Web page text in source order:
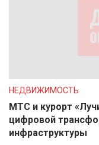
НЕДВИЖИМОСТЬ
МТС и курорт
цифровой
инфраструктуры